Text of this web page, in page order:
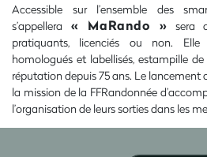
Accessible sur l’ensemble des
s’appellera « MaRando » sera
pratiquants, licenciés ou non. Elle
homologués et labellisés, estampille
réputation depuis 75 ans. Le
la mission de la FFRandonnée
l’organisation de leurs sorties dans les